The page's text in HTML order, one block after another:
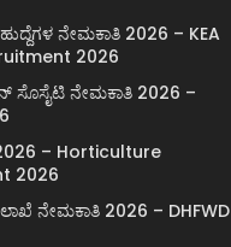
ನೇಮಕಾತಿ 2026 – KEA
2026
ನೇಮಕಾತಿ 2026 –
– Horticulture
2026
ನೇಮಕಾತಿ 2026 – DHFWD